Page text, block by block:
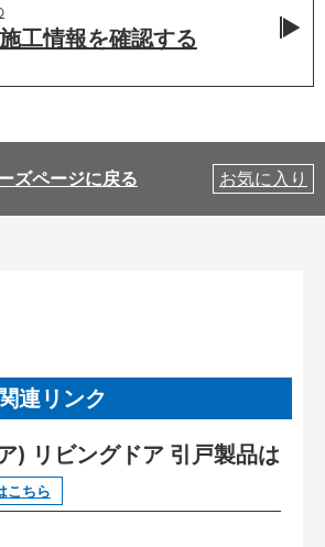
工情報を確認する
ズページに戻る お気に入り
連リンク
) リビングドア 引戸製品は
こちら